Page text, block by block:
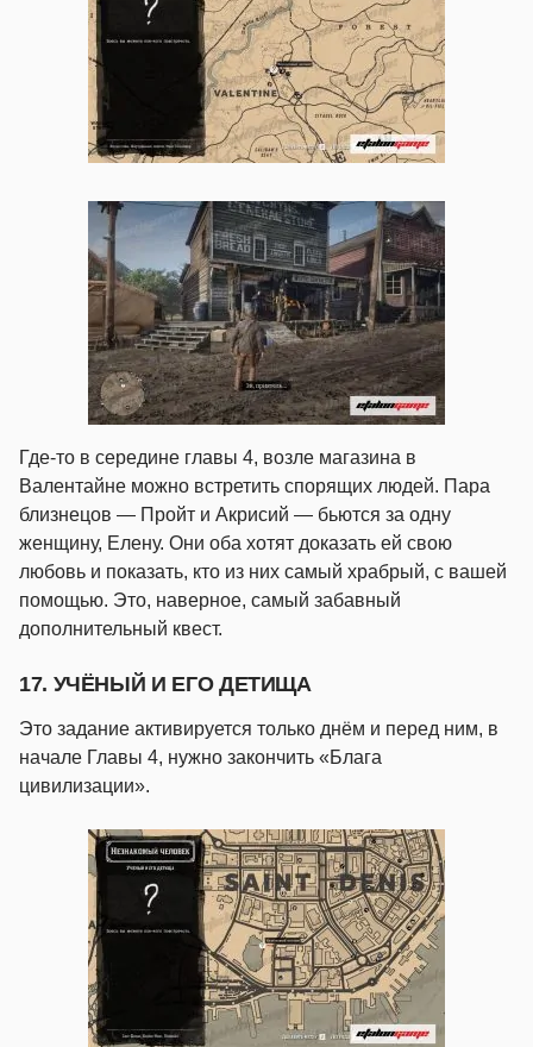
Где-то в середине главы 4, возле магазина в
Валентайне можно встретить спорящих людей. Пара
близнецов — Пройт и Акрисий — бьются за одну
женщину, Елену. Они оба хотят доказать ей свою
любовь и показать, кто из них самый храбрый, с вашей
помощью. Это, наверное, самый забавный
дополнительный квест.
17. УЧЁНЫЙ И ЕГО ДЕТИЩА
Это задание активируется только днём и перед ним, в
начале Главы 4, нужно закончить «Блага
цивилизации».